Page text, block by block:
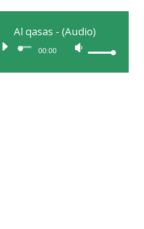
Al qasas - (Audio)
00:00